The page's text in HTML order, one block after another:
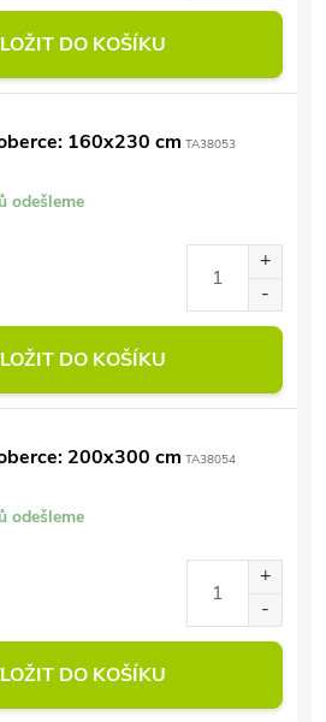
DO KOŠÍKU
160x230 cm TA38053
odešleme
DO KOŠÍKU
200x300 cm TA38054
odešleme
DO KOŠÍKU